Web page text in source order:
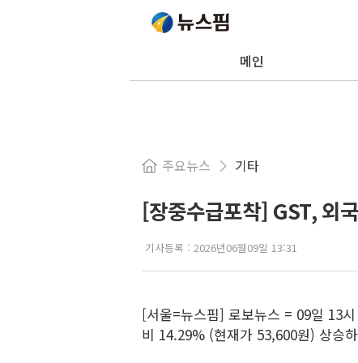
메인
주요뉴스 기타
[장중수급포착] GST, 외
기사등록 : 2026년06월09일 13:31
[서울=뉴스핌] 로보뉴스 = 09일 13
비 14.29% (현재가 53,600원) 상승